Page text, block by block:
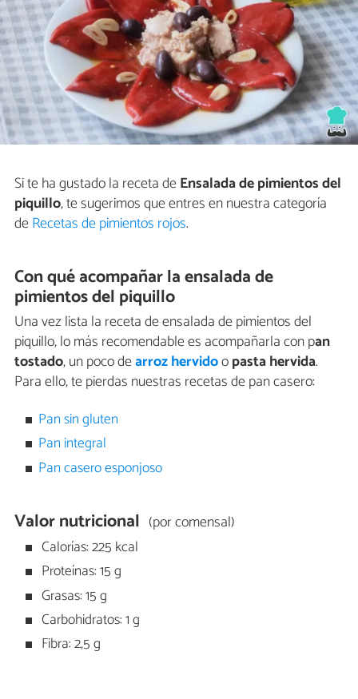
Si te ha gustado la receta deEnsalada de pimientos del
piquillo, te sugerimos que entres en nuestra categoría
deRecetas de pimientos rojos.
Con qué acompañar la ensalada de
pimientos del piquillo
Una vez lista la receta de ensalada de pimientos del
piquillo, lo más recomendable es acompañarla con pan
tostado, un poco dearroz hervidoopasta hervida.
Para ello, te pierdas nuestras recetas de pan casero:
Pan sin gluten
Pan integral
Pan casero esponjoso
Valor nutricional (por comensal)
Calorías: 225 kcal
Proteínas: 15 g
Grasas: 15 g
Carbohidratos: 1 g
Fibra: 2,5 g